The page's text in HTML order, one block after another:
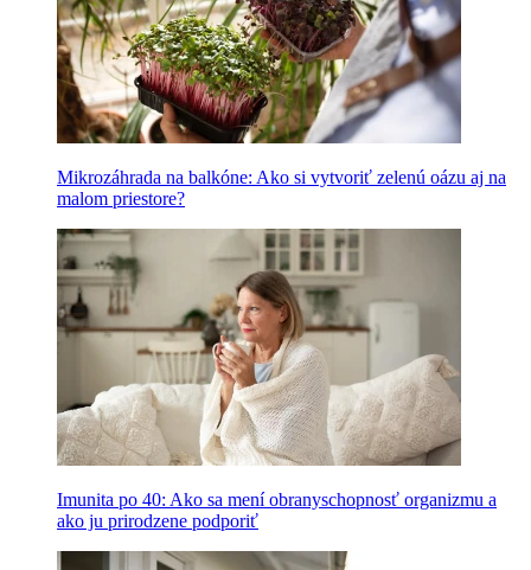
Mikrozáhrada na balkóne: Ako si vytvoriť zelenú oázu aj na
malom priestore?
Imunita po 40: Ako sa mení obranyschopnosť organizmu a
ako ju prirodzene podporiť